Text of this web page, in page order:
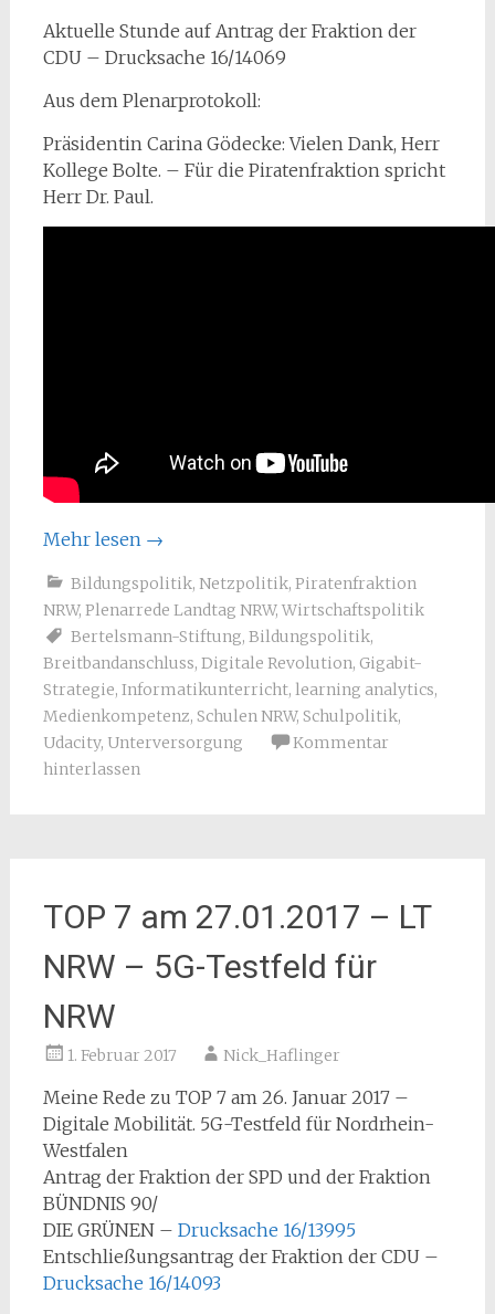
Aktuelle Stunde auf Antrag der Fraktion der
CDU – Drucksache 16/14069
Aus dem Plenarprotokoll:
Präsidentin Carina Gödecke: Vielen Dank, Herr
Kollege Bolte. – Für die Piratenfraktion spricht
Herr Dr. Paul.
Mehr lesen →
Bildungspolitik, Netzpolitik, Piratenfraktion
NRW, Plenarrede Landtag NRW, Wirtschaftspolitik
Bertelsmann-Stiftung, Bildungspolitik,
Breitbandanschluss, Digitale Revolution, Gigabit-
Strategie, Informatikunterricht, learning analytics,
Medienkompetenz, Schulen NRW, Schulpolitik,
Udacity, Unterversorgung
Kommentar
hinterlassen
TOP 7 am 27.01.2017 – LT
NRW – 5G-Testfeld für
NRW
1. Februar 2017 Nick_Haflinger
Meine Rede zu TOP 7 am 26. Januar 2017 –
Digitale Mobilität. 5G-Testfeld für Nordrhein-
Westfalen
Antrag der Fraktion der SPD und der Fraktion
BÜNDNIS 90/
DIE GRÜNEN – Drucksache 16/13995
Entschließungsantrag der Fraktion der CDU –
Drucksache 16/14093